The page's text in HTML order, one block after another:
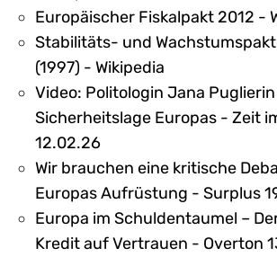
Europäischer Fiskalpakt 2012 -
Stabilitäts- und Wachstumspakt
(1997) - Wikipedia
Video: Politologin Jana
Sicherheitslage Europas - Zeit
12.02.26
Wir brauchen eine kritische
Europas Aufrüstung - Surplus
Europa im Schuldentaumel –
Kredit auf Vertrauen - Overton